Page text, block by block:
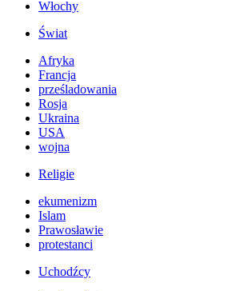
Włochy
Świat
Afryka
Francja
prześladowania
Rosja
Ukraina
USA
wojna
Religie
ekumenizm
Islam
Prawosławie
protestanci
Uchodźcy